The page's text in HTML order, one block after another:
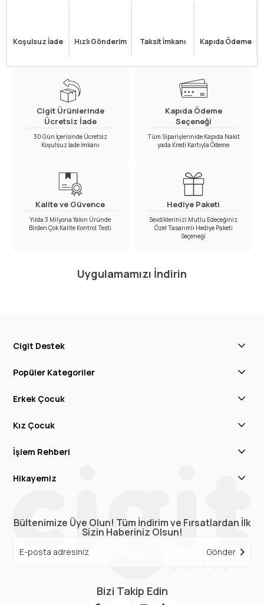
Koşulsuz İade Hızlı Gönderim Taksit İmkanı Kapıda Ödeme
Cigit Ürünlerinde
Ücretsiz İade
30 Gün İçerisinde Ücretsiz
Koşulsuz İade İmkanı
Kapıda Ödeme
Seçeneği
Tüm Siparişlerinide Kapıda Nakit
yada Kredi Kartıyla Ödeme
Kalite ve Güvence
Yılda 3 Milyona Yakın Üründe
Birden Çok Kalite Kontrol Testi
Hediye Paketi
Sevdiklerinizi Mutlu Edeceğiniz
Özel Tasarımlı Hediye Paketi
Seçeneği
Uygulamamızı İndirin
Cigit Destek
Popüler Kategoriler
Erkek Çocuk
Kız Çocuk
İşlem Rehberi
Hikayemiz
Bültenimize Üye Olun! Tüm İndirim ve Fırsatlardan İlk
Sizin Haberiniz Olsun!
Gönder
Bizi Takip Edin